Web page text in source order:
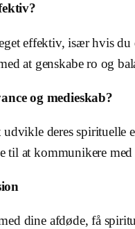
effektiv, især hvis
at genskabe ro og
og medieskab?
deres spirituelle
til at kommunikere med
dine afdøde, få